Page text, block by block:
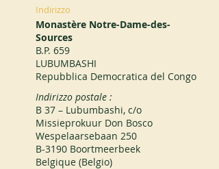
Indirizzo
Monastère Notre-Dame-des-
Sources
B.P. 659
LUBUMBASHI
Repubblica Democratica del Congo
Indirizzo postale :
B 37 – Lubumbashi, c/o
Missieprokuur Don Bosco
Wespelaarsebaan 250
B-3190 Boortmeerbeek
Belgique (Belgio)